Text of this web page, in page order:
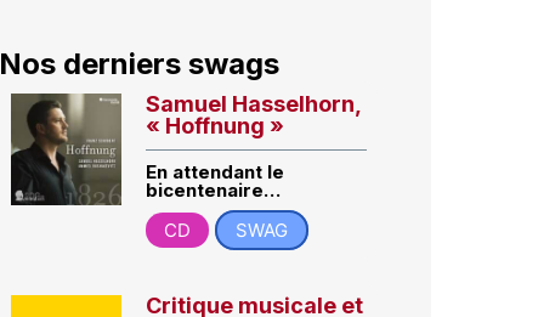
Nos derniers swags
Samuel Hasselhorn,
« Hoffnung »
En attendant le
bicentenaire…
CD
SWAG
Critique musicale et